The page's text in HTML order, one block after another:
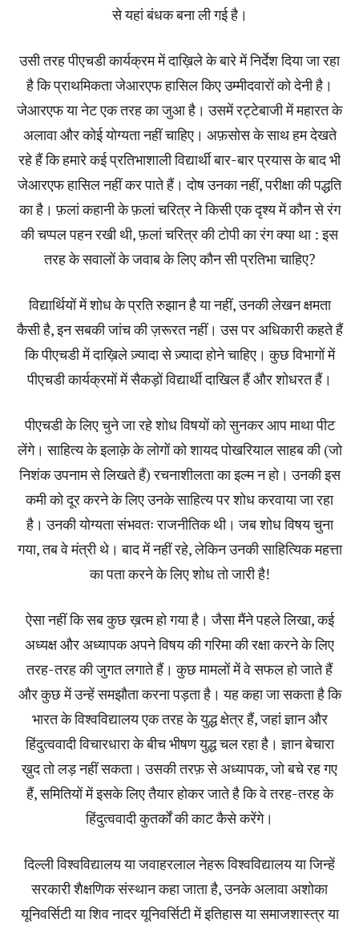
से यहां बंधक बना ली गई है।
उसी तरह पीएचडी कार्यक्रम में दाख़िले के बारे में निर्देश दिया जा रहा
है कि प्राथमिकता जेआरएफ हासिल किए उम्मीदवारों को देनी है।
जेआरएफ या नेट एक तरह का जुआ है। उसमें रट्टेबाजी में महारत के
अलावा और कोई योग्यता नहीं चाहिए। अफ़सोस के साथ हम देखते
रहे हैं कि हमारे कई प्रतिभाशाली विद्यार्थी बार-बार प्रयास के बाद भी
जेआरएफ हासिल नहीं कर पाते हैं। दोष उनका नहीं, परीक्षा की पद्धति
का है। फ़लां कहानी के फ़लां चरित्र ने किसी एक दृश्य में कौन से रंग
की चप्पल पहन रखी थी, फ़लां चरित्र की टोपी का रंग क्या था : इस
तरह के सवालों के जवाब के लिए कौन सी प्रतिभा चाहिए?
विद्यार्थियों में शोध के प्रति रुझान है या नहीं, उनकी लेखन क्षमता
कैसी है, इन सबकी जांच की ज़रूरत नहीं। उस पर अधिकारी कहते हैं
कि पीएचडी में दाख़िले ज़्यादा से ज़्यादा होने चाहिए। कुछ विभागों में
पीएचडी कार्यक्रमों में सैकड़ों विद्यार्थी दाखिल हैं और शोधरत हैं।
पीएचडी के लिए चुने जा रहे शोध विषयों को सुनकर आप माथा पीट
लेंगे। साहित्य के इलाक़े के लोगों को शायद पोखरियाल साहब की (जो
निशंक उपनाम से लिखते हैं) रचनाशीलता का इल्म न हो। उनकी इस
कमी को दूर करने के लिए उनके साहित्य पर शोध करवाया जा रहा
है। उनकी योग्यता संभवतः राजनीतिक थी। जब शोध विषय चुना
गया, तब वे मंत्री थे। बाद में नहीं रहे, लेकिन उनकी साहित्यिक महत्ता
का पता करने के लिए शोध तो जारी है!
ऐसा नहीं कि सब कुछ ख़त्म हो गया है। जैसा मैंने पहले लिखा, कई
अध्यक्ष और अध्यापक अपने विषय की गरिमा की रक्षा करने के लिए
तरह-तरह की जुगत लगाते हैं। कुछ मामलों में वे सफल हो जाते हैं
और कुछ में उन्हें समझौता करना पड़ता है। यह कहा जा सकता है कि
भारत के विश्वविद्यालय एक तरह के युद्ध क्षेत्र हैं, जहां ज्ञान और
हिंदुत्ववादी विचारधारा के बीच भीषण युद्ध चल रहा है। ज्ञान बेचारा
ख़ुद तो लड़ नहीं सकता। उसकी तरफ़ से अध्यापक, जो बचे रह गए
हैं, समितियों में इसके लिए तैयार होकर जाते है कि वे तरह-तरह के
हिंदुत्ववादी कुतर्कों की काट कैसे करेंगे।
दिल्ली विश्वविद्यालय या जवाहरलाल नेहरू विश्वविद्यालय या जिन्हें
सरकारी शैक्षणिक संस्थान कहा जाता है, उनके अलावा अशोका
यूनिवर्सिटी या शिव नादर यूनिवर्सिटी में इतिहास या समाजशास्त्र या